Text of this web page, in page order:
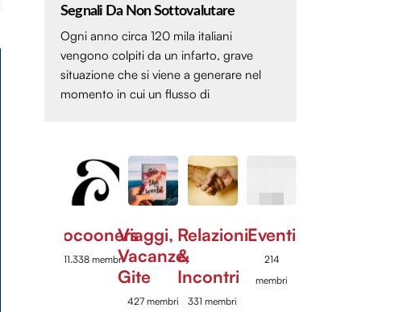
Segnali Da Non Sottovalutare
Ogni anno circa 120 mila italiani
vengono colpiti da un infarto, grave
situazione che si viene a generare nel
momento in cui un flusso di
Cocooners
11.338 membri
Viaggi,
Vacanze,
Gite
427 membri
Relazioni
&
Incontri
331 membri
Eventi
214
membri